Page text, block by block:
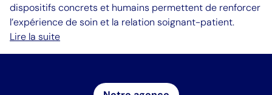
dispositifs concrets et humains permettent de renforcer
l’expérience de soin et la relation soignant-patient.
Lire la suite